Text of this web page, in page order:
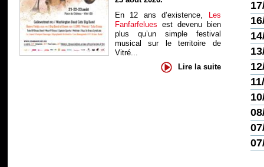
En 12 ans d’existence, Les
Fanfarfelues est devenu bien
plus qu’un simple festival
musical sur le territoire de
Vitré...
Lire la suite